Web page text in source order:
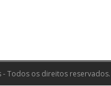
- Todos os direitos reservados.